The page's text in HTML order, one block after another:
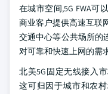
在城市空间,5G FWA可
商业客户提供高速互联
交通中心等公共场所的
对可靠和快速上网的需
北美5G固定无线接入
这可归因于城市和农